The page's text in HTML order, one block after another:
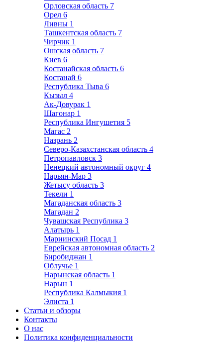
Орловская область 7
Орел 6
Ливны 1
Ташкентская область 7
Чирчик 1
Ошская область 7
Киев 6
Костанайская область 6
Костанай 6
Республика Тыва 6
Кызыл 4
Ак-Довурак 1
Шагонар 1
Республика Ингушетия 5
Магас 2
Назрань 2
Северо-Казахстанская область 4
Петропавловск 3
Ненецкий автономный округ 4
Нарьян-Мар 3
Жетысу область 3
Текели 1
Магаданская область 3
Магадан 2
Чувашская Республика 3
Алатырь 1
Мариинский Посад 1
Еврейская автономная область 2
Биробиджан 1
Облучье 1
Нарынская область 1
Нарын 1
Республика Калмыкия 1
Элиста 1
Статьи и обзоры
Контакты
О нас
Политика конфиденциальности